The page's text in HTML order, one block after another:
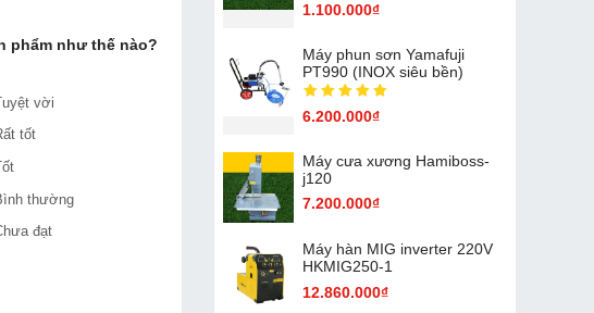
phẩm như thế nào?
vời
tốt
thường
đạt
1.100.000₫
Máy phun sơn Yamafuji
PT990 (INOX siêu bền)
6.200.000₫
Máy cưa xương Hamiboss-
j120
7.200.000₫
Máy hàn MIG inverter 220V
HKMIG250-1
12.860.000₫